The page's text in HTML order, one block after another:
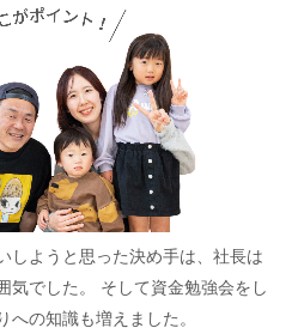
しようと思った決め手は、社長は
気でした。 そして資金勉強会をし
の知識も増えました。